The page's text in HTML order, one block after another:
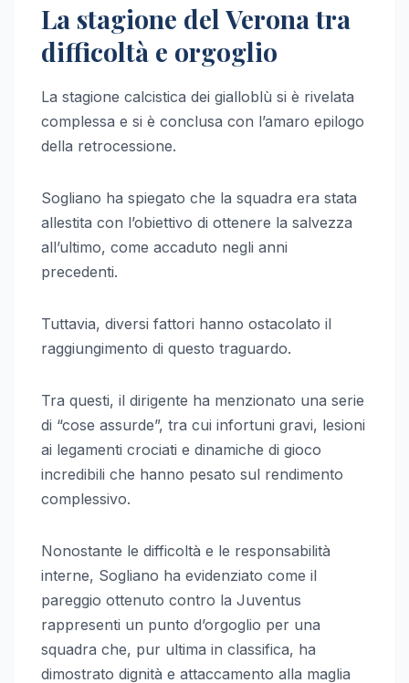
La stagione del Verona tra
difficoltà e orgoglio
La stagione calcistica dei gialloblù si è rivelata
complessa e si è conclusa con l’amaro epilogo
della retrocessione.
Sogliano ha spiegato che la squadra era stata
allestita con l’obiettivo di ottenere la salvezza
all’ultimo, come accaduto negli anni
precedenti.
Tuttavia, diversi fattori hanno ostacolato il
raggiungimento di questo traguardo.
Tra questi, il dirigente ha menzionato una serie
di “cose assurde”, tra cui infortuni gravi, lesioni
ai legamenti crociati e dinamiche di gioco
incredibili che hanno pesato sul rendimento
complessivo.
Nonostante le difficoltà e le responsabilità
interne, Sogliano ha evidenziato come il
pareggio ottenuto contro la Juventus
rappresenti un punto d’orgoglio per una
squadra che, pur ultima in classifica, ha
dimostrato dignità e attaccamento alla maglia